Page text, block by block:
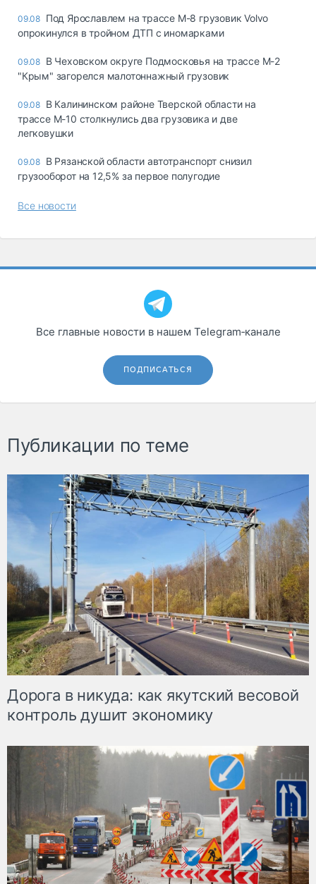
09.08 Под Ярославлем на трассе М-8 грузовик Volvo
опрокинулся в тройном ДТП с иномарками
09.08 В Чеховском округе Подмосковья на трассе М-2
"Крым" загорелся малотоннажный грузовик
09.08 В Калининском районе Тверской области на
трассе М-10 столкнулись два грузовика и две
легковушки
09.08 В Рязанской области автотранспорт снизил
грузооборот на 12,5% за первое полугодие
Все новости
Все главные новости в нашем Telegram‑канале
ПОДПИСАТЬСЯ
Публикации по теме
Дорога в никуда: как якутский весовой
контроль душит экономику